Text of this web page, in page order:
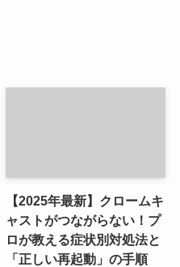
【2025年最新】クロームキ
ャストがつながらない！プ
ロが教える症状別対処法と
「正しい再起動」の手順